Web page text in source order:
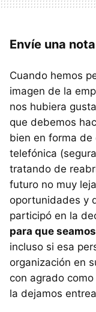
Envíe una
Cuando hemos
imagen de la
nos hubiera
que debemos
bien en forma de
telefónica
tratando de
futuro no muy
oportunidades y
participó en la
para que
incluso si esa
organización en
con agrado
la dejamos